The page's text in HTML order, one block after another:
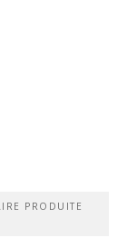
PRODUITE